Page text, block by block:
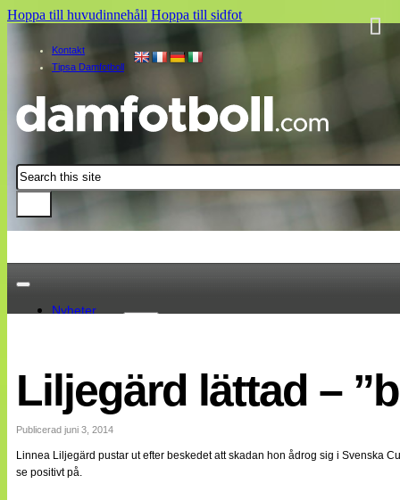
Hoppa till huvudinnehåll Hoppa till sidfot
Kontakt
Tipsa Damfotboll
Sök
Nyheter
Landslaget
EM 2013
Internationellt
Bildreportage
Bloggar
Lagen
Liljegärd lättad –
Publicerad juni 3, 2014
Linnea Liljegärd pustar ut efter beskedet att skadan hon ådrog sig i Svenska
se positivt på.